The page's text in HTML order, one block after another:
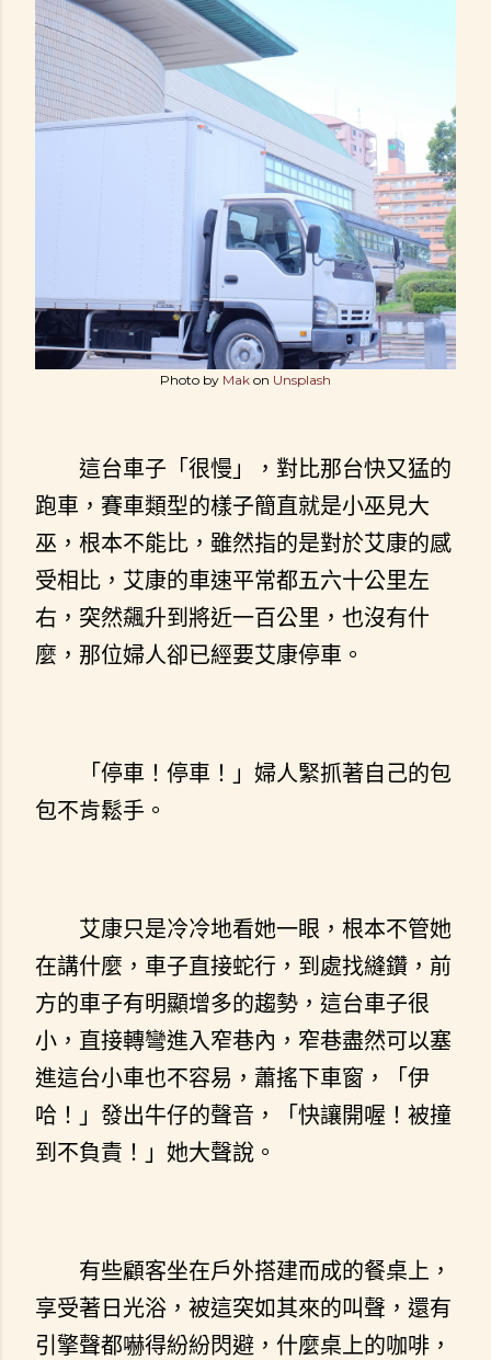
Photo by Mak on Unsplash
這台車子「很慢」，對比那台快又猛的
跑車，賽車類型的樣子簡直就是小巫見大
巫，根本不能比，雖然指的是對於艾康的感
受相比，艾康的車速平常都五六十公里左
右，突然飆升到將近一百公里，也沒有什
麼，那位婦人卻已經要艾康停車。
「停車！停車！」婦人緊抓著自己的包
包不肯鬆手。
艾康只是冷冷地看她一眼，根本不管她
在講什麼，車子直接蛇行，到處找縫鑽，前
方的車子有明顯增多的趨勢，這台車子很
小，直接轉彎進入窄巷內，窄巷盡然可以塞
進這台小車也不容易，蕭搖下車窗，「伊
哈！」發出牛仔的聲音，「快讓開喔！被撞
到不負責！」她大聲說。
有些顧客坐在戶外搭建而成的餐桌上，
享受著日光浴，被這突如其來的叫聲，還有
引擎聲都嚇得紛紛閃避，什麼桌上的咖啡，